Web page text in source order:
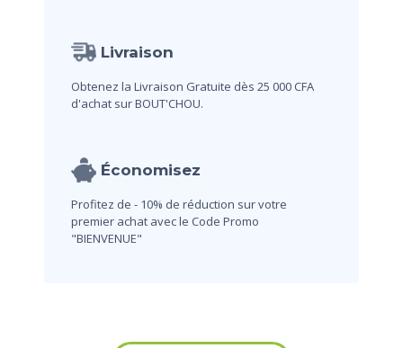
Livraison
Obtenez la Livraison Gratuite dès 25 000 CFA
d'achat sur BOUT'CHOU.
Économisez
Profitez de - 10% de réduction sur votre
premier achat avec le Code Promo
"BIENVENUE"